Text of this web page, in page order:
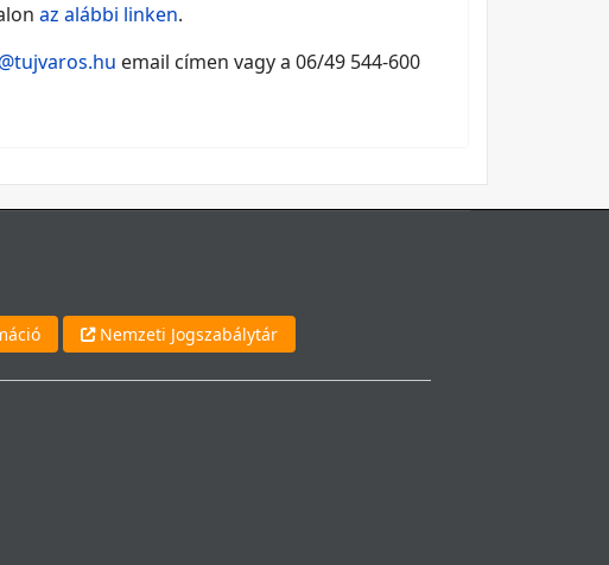
az alábbi linken.
email címen vagy a 06/49 544-600
Nemzeti Jogszabálytár